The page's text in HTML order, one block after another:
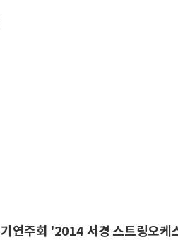
연주회 '2014 서경 스트링오케